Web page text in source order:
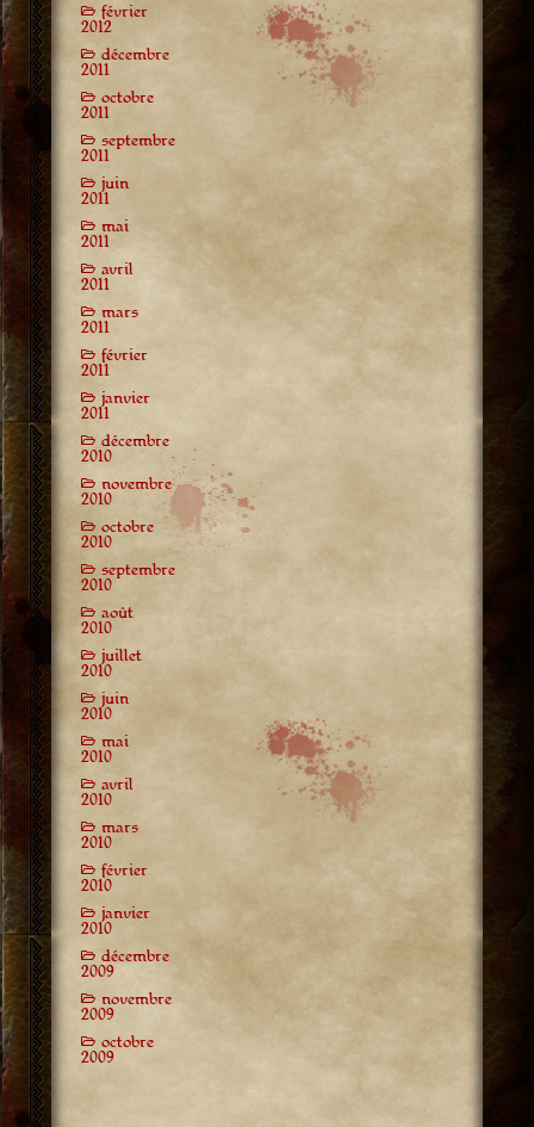
février
2012
décembre
2011
octobre
2011
septembre
2011
juin
2011
mai
2011
avril
2011
mars
2011
février
2011
janvier
2011
décembre
2010
novembre
2010
octobre
2010
septembre
2010
août
2010
juillet
2010
juin
2010
mai
2010
avril
2010
mars
2010
février
2010
janvier
2010
décembre
2009
novembre
2009
octobre
2009